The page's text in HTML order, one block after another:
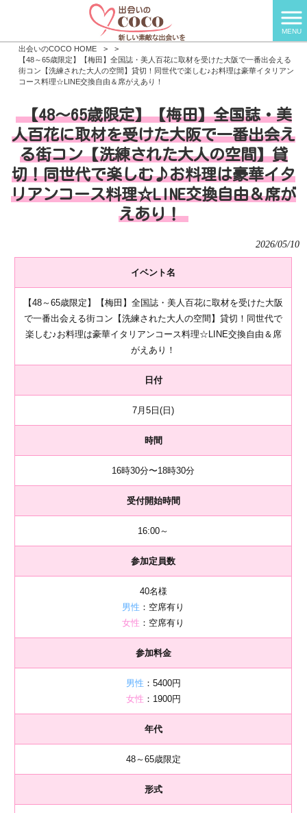
MENU
出会いのCOCO HOME >
>
【48～65歳限定】【梅田】全国誌・美人百花に取材を受けた大阪で一番出会える
街コン【洗練された大人の空間】貸切！同世代で楽しむ♪お料理は豪華イタリアン
コース料理☆LINE交換自由＆席がえあり！
【48～65歳限定】【梅田】全国誌・美
人百花に取材を受けた大阪で一番出会え
る街コン【洗練された大人の空間】貸
切！同世代で楽しむ♪お料理は豪華イタ
リアンコース料理☆LINE交換自由＆席が
えあり！
2026/05/10
イベント名
【48～65歳限定】【梅田】全国誌・美人百花に取材を受けた大阪
で一番出会える街コン【洗練された大人の空間】貸切！同世代で
楽しむ♪お料理は豪華イタリアンコース料理☆LINE交換自由＆席
がえあり！
日付
7月5日(日)
時間
16時30分〜18時30分
受付開始時間
16:00～
参加定員数
40名様
男性 ：空席有り
女性 ：空席有り
参加料金
男性 ：5400円
女性 ：1900円
年代
48～65歳限定
形式